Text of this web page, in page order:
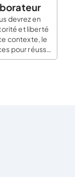
devrez en
et liberté
contexte, le
pour réussir
d’un